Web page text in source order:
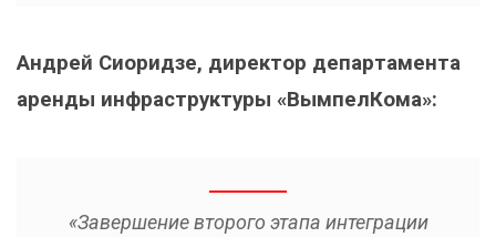
Андрей Сиоридзе, директор департамента
аренды инфраструктуры «ВымпелКома»:
«Завершение второго этапа интеграции